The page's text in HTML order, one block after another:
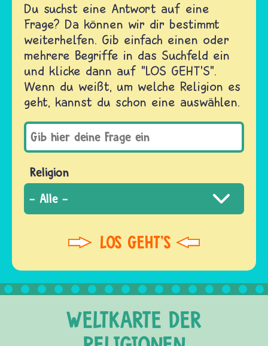
Du suchst eine Antwort auf eine
Frage? Da können wir dir bestimmt
weiterhelfen. Gib einfach einen oder
mehrere Begriffe in das Suchfeld ein
und klicke dann auf "LOS GEHT'S".
Wenn du weißt, um welche Religion es
geht, kannst du schon eine auswählen.
Religion